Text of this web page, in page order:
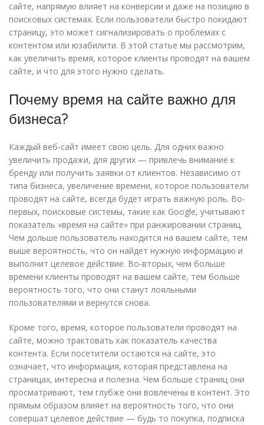
сайте, напрямую влияет на конверсии и даже на позицию в
поисковых системах. Если пользователи быстро покидают
страницу, это может сигнализировать о проблемах с
контентом или юзабилити. В этой статье мы рассмотрим,
как увеличить время, которое клиенты проводят на вашем
сайте, и что для этого нужно сделать.
Почему время на сайте важно для
бизнеса?
Каждый веб-сайт имеет свою цель. Для одних важно
увеличить продажи, для других — привлечь внимание к
бренду или получить заявки от клиентов. Независимо от
типа бизнеса, увеличение времени, которое пользователи
проводят на сайте, всегда будет играть важную роль. Во-
первых, поисковые системы, такие как Google, учитывают
показатель «время на сайте» при ранжировании страниц.
Чем дольше пользователь находится на вашем сайте, тем
выше вероятность, что он найдет нужную информацию и
выполнит целевое действие. Во-вторых, чем больше
времени клиенты проводят на вашем сайте, тем больше
вероятность того, что они станут лояльными
пользователями и вернутся снова.
Кроме того, время, которое пользователи проводят на
сайте, можно трактовать как показатель качества
контента. Если посетители остаются на сайте, это
означает, что информация, которая представлена на
страницах, интересна и полезна. Чем больше страниц они
просматривают, тем глубже они вовлечены в контент. Это
прямым образом влияет на вероятность того, что они
совершат целевое действие — будь то покупка, подписка